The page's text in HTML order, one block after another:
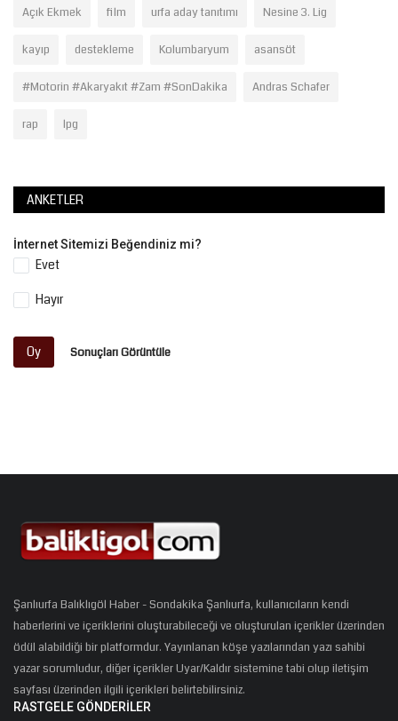
Açık Ekmek film urfa aday tanıtımı Nesine 3. Lig
kayıp destekleme Kolumbaryum asansöt
#Motorin #Akaryakıt #Zam #SonDakika Andras Schafer
rap lpg
ANKETLER
İnternet Sitemizi Beğendiniz mi?
Evet
Hayır
Oy Sonuçları Görüntüle
Şanlıurfa Balıklıgöl Haber - Sondakika Şanlıurfa, kullanıcıların kendi
haberlerini ve içeriklerini oluşturabileceği ve oluşturulan içerikler üzerinden
ödül alabildiği bir platformdur. Yayınlanan köşe yazılarından yazı sahibi
yazar sorumludur, diğer içerikler Uyar/Kaldır sistemine tabi olup iletişim
sayfası üzerinden ilgili içerikleri belirtebilirsiniz.
RASTGELE GÖNDERILER